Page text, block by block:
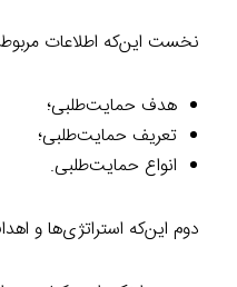
نخست این‌که اطلاعات
هدف حمایت‌طلبی؛
تعریف حمایت‌طلبی؛
انواع حمایت‌طلبی.
دوم این‌که استراتژی‌ها و